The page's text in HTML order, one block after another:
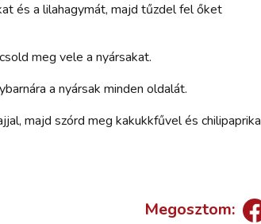
és a lilahagymát, majd tűzdel fel őket
meg vele a nyársakat.
a nyársak minden oldalát.
majd szórd meg kakukkfűvel és chilipaprika
Megosztom: